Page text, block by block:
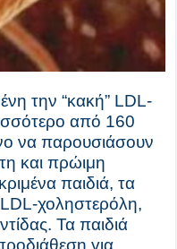
την “κακή” LDL-
από 160
να παρουσιάσουν
και πρώιμη
παιδιά, τα
χοληστερόλη,
Τα παιδιά
για